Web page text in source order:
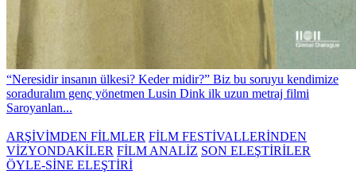
“Neresidir insanın ülkesi? Keder midir?” Biz bu soruyu kendimize
soraduralım genç yönetmen Lusin Dink ilk uzun metraj filmi
Saroyanlan...
ARŞİVİMDEN FİLMLER FİLM FESTİVALLERİNDEN
VİZYONDAKİLER FİLM ANALİZ SON ELEŞTİRİLER
ÖYLE-SİNE ELEŞTİRİ